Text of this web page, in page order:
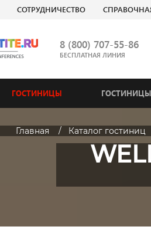
СОТРУДНИЧЕСТВО
8 (800) 707-55-86
БЕСПЛАТНАЯ ЛИНИЯ
ГОСТИНИЦЫ
Главная Каталог гостиниц